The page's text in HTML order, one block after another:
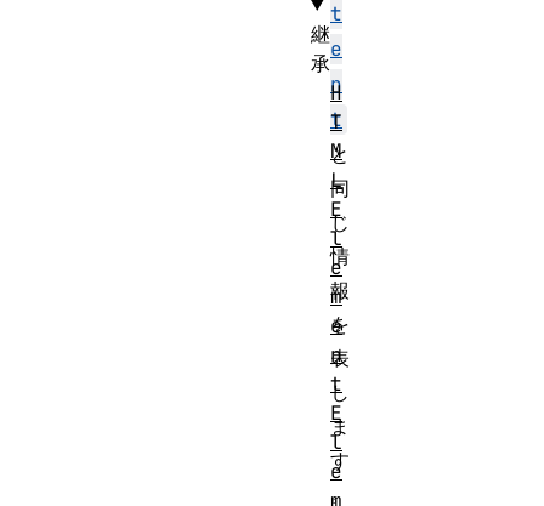
t
e
n
t
と
同
じ
情
報
を
表
し
ま
す
。
継
承
H
T
M
L
E
l
e
m
e
n
t
E
l
e
m